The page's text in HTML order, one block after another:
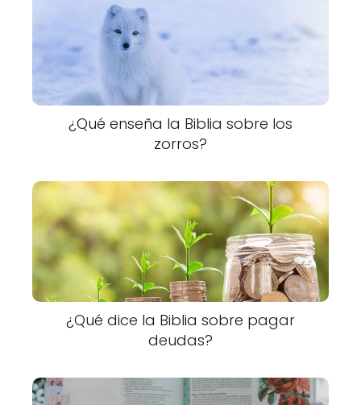
¿Qué enseña la Biblia sobre los
zorros?
¿Qué dice la Biblia sobre pagar
deudas?